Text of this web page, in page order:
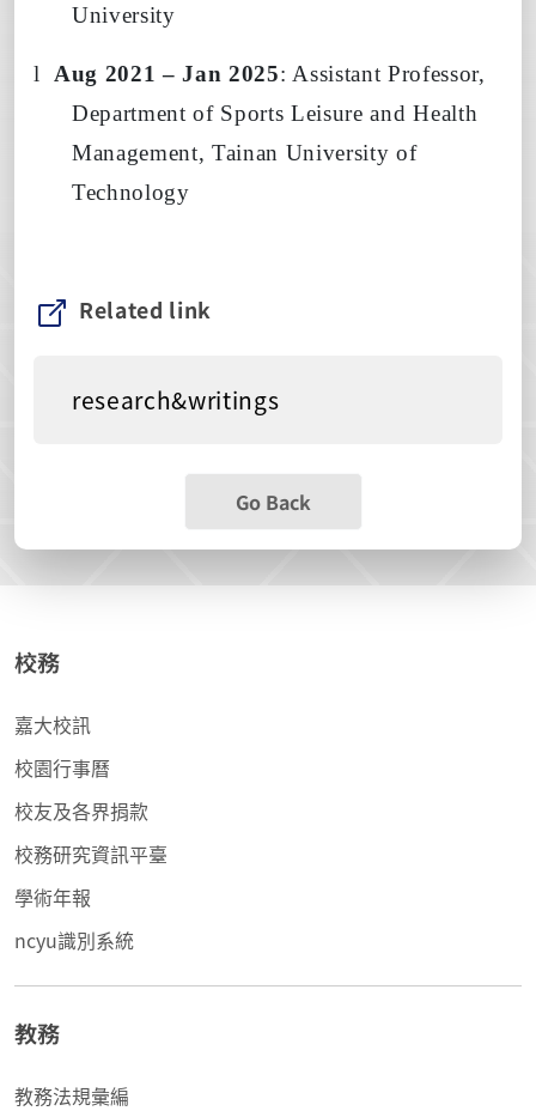
University
l Aug 2021 – Jan 2025: Assistant Professor,
Department of Sports Leisure and Health
Management, Tainan University of
Technology
Related link
research&writings
Go Back
校務
嘉大校訊
校園行事曆
校友及各界捐款
校務研究資訊平臺
學術年報
ncyu識別系統
教務
教務法規彙編